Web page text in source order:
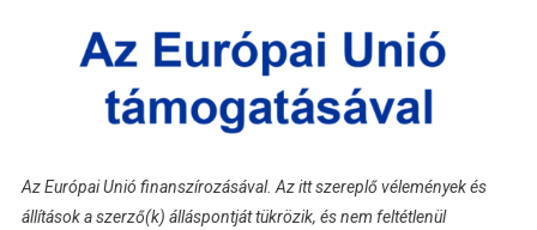
Az Európai Unió finanszírozásával. Az itt szereplő vélemények és
állítások a szerző(k) álláspontját tükrözik, és nem feltétlenül